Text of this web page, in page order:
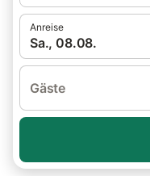
Anreise
Sa., 08.08.
Gäste